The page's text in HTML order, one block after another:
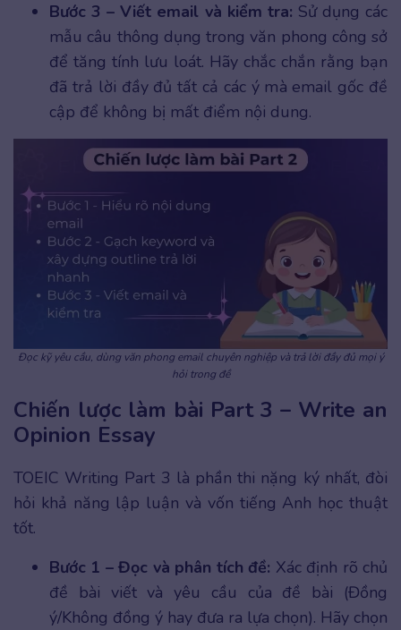
Bước 3 – Viết email và kiểm tra: Sử dụng các
mẫu câu thông dụng trong văn phong công sở
để tăng tính lưu loát. Hãy chắc chắn rằng bạn
đã trả lời đầy đủ tất cả các ý mà email gốc đề
cập để không bị mất điểm nội dung.
Đọc kỹ yêu cầu, dùng văn phong email chuyên nghiệp và trả lời đầy đủ mọi ý
hỏi trong đề
Chiến lược làm bài Part 3 – Write an
Opinion Essay
TOEIC Writing Part 3 là phần thi nặng ký nhất, đòi
hỏi khả năng lập luận và vốn tiếng Anh học thuật
tốt.
Bước 1 – Đọc và phân tích đề: Xác định rõ chủ
đề bài viết và yêu cầu của đề bài (Đồng
ý/Không đồng ý hay đưa ra lựa chọn). Hãy chọn